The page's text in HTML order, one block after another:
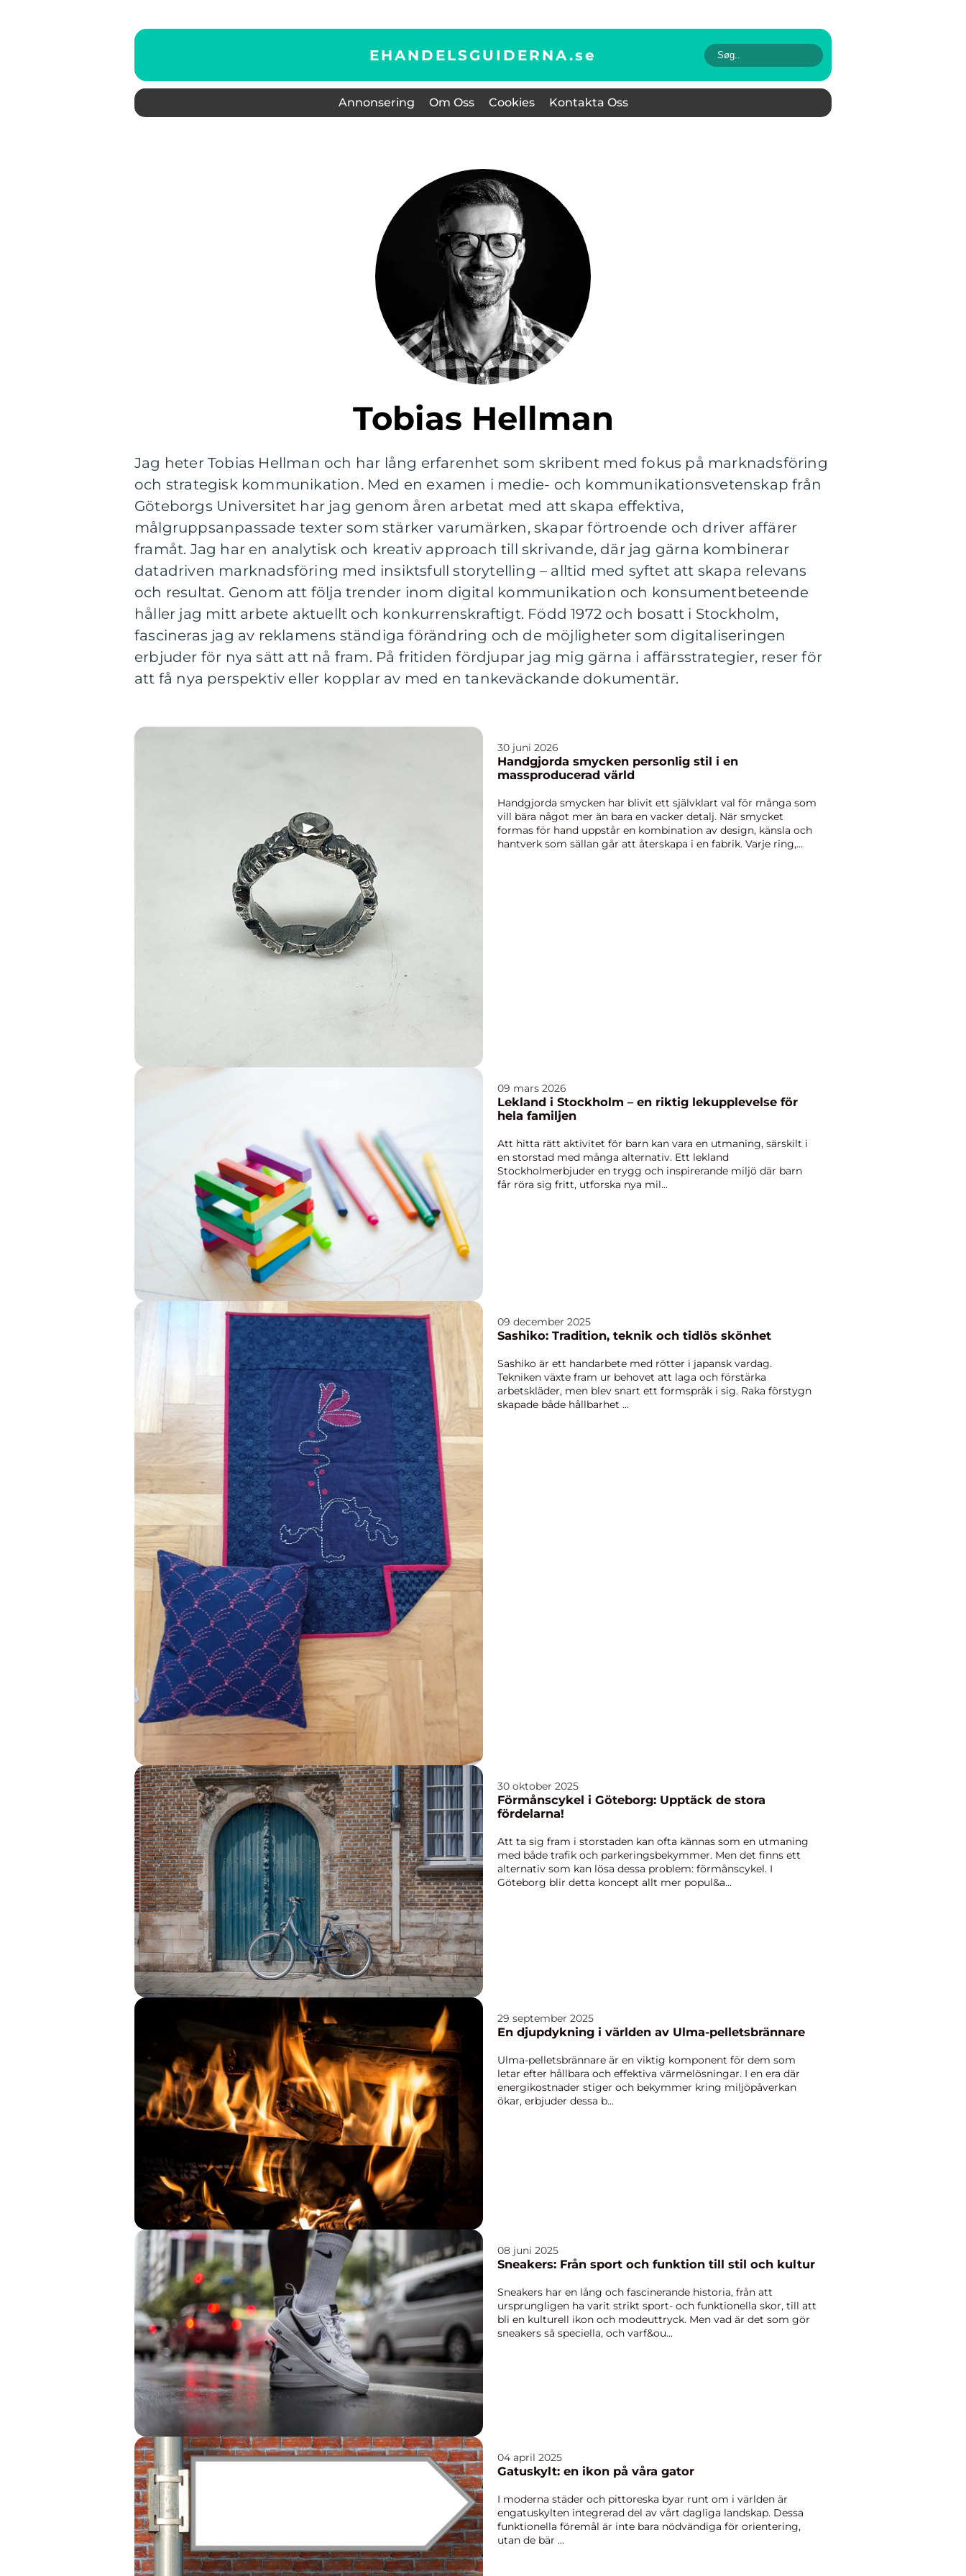
EHANDELSGUIDERNA.se
Annonsering Om Oss Cookies Kontakta Oss
Tobias Hellman
Jag heter Tobias Hellman och har lång erfarenhet som skribent med fokus på marknadsföring
och strategisk kommunikation. Med en examen i medie- och kommunikationsvetenskap från
Göteborgs Universitet har jag genom åren arbetat med att skapa effektiva,
målgruppsanpassade texter som stärker varumärken, skapar förtroende och driver affärer
framåt. Jag har en analytisk och kreativ approach till skrivande, där jag gärna kombinerar
datadriven marknadsföring med insiktsfull storytelling – alltid med syftet att skapa relevans
och resultat. Genom att följa trender inom digital kommunikation och konsumentbeteende
håller jag mitt arbete aktuellt och konkurrenskraftigt. Född 1972 och bosatt i Stockholm,
fascineras jag av reklamens ständiga förändring och de möjligheter som digitaliseringen
erbjuder för nya sätt att nå fram. På fritiden fördjupar jag mig gärna i affärsstrategier, reser för
att få nya perspektiv eller kopplar av med en tankeväckande dokumentär.
30 juni 2026
Handgjorda smycken personlig stil i en
massproducerad värld
Handgjorda smycken har blivit ett självklart val för många som
vill bära något mer än bara en vacker detalj. När smycket
formas för hand uppstår en kombination av design, känsla och
hantverk som sällan går att återskapa i en fabrik. Varje ring,
09 mars 2026
Lekland i Stockholm – en riktig lekupplevelse för
hela familjen
Att hitta rätt aktivitet för barn kan vara en utmaning, särskilt i
en storstad med många alternativ. Ett lekland
Stockholmerbjuder en trygg och inspirerande miljö där barn
får röra sig fritt, utforska nya mil...
09 december 2025
Sashiko: Tradition, teknik och tidlös skönhet
Sashiko är ett handarbete med rötter i japansk vardag.
Tekniken växte fram ur behovet att laga och förstärka
arbetskläder, men blev snart ett formspråk i sig. Raka förstygn
skapade både hållbarhet ...
30 oktober 2025
Förmånscykel i Göteborg: Upptäck de stora
fördelarna!
Att ta sig fram i storstaden kan ofta kännas som en utmaning
med både trafik och parkeringsbekymmer. Men det finns ett
alternativ som kan lösa dessa problem: förmånscykel. I
Göteborg blir detta koncept allt mer popul&a...
29 september 2025
En djupdykning i världen av Ulma-pelletsbrännare
Ulma-pelletsbrännare är en viktig komponent för dem som
letar efter hållbara och effektiva värmelösningar. I en era där
energikostnader stiger och bekymmer kring miljöpåverkan
ökar, erbjuder dessa b...
08 juni 2025
Sneakers: Från sport och funktion till stil och kultur
Sneakers har en lång och fascinerande historia, från att
ursprungligen ha varit strikt sport- och funktionella skor, till att
bli en kulturell ikon och modeuttryck. Men vad är det som gör
sneakers så speciella, och varf&ou...
04 april 2025
Gatuskylt: en ikon på våra gator
I moderna städer och pittoreska byar runt om i världen är
engatuskylten integrerad del av vårt dagliga landskap. Dessa
funktionella föremål är inte bara nödvändiga för orientering,
utan de bär ...